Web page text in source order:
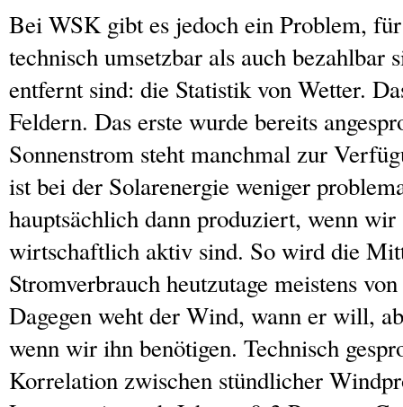
Bei WSK gibt es jedoch ein Problem,
technisch umsetzbar als auch bezahlbar
entfernt sind: die Statistik von Wetter.
Feldern. Das erste wurde bereits
Sonnenstrom steht manchmal zur
ist bei der Solarenergie weniger
hauptsächlich dann produziert, wenn
wirtschaftlich aktiv sind. So wird die
Stromverbrauch heutzutage meistens
Dagegen weht der Wind, wann er will,
wenn wir ihn benötigen. Technisch
Korrelation zwischen stündlicher